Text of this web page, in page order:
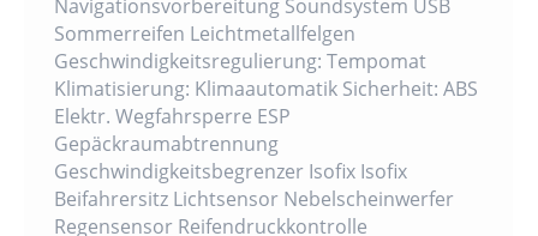
Navigationsvorbereitung Soundsystem USB
Sommerreifen Leichtmetallfelgen
Geschwindigkeitsregulierung: Tempomat
Klimatisierung: Klimaautomatik Sicherheit: ABS
Elektr. Wegfahrsperre ESP
Gepäckraumabtrennung
Geschwindigkeitsbegrenzer Isofix Isofix
Beifahrersitz Lichtsensor Nebelscheinwerfer
Regensensor Reifendruckkontrolle